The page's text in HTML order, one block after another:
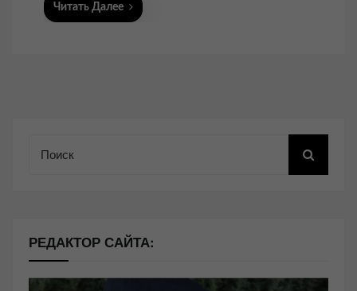
Читать Далее
РЕДАКТОР САЙТА: